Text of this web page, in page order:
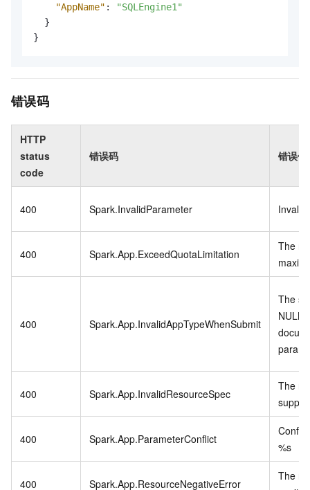
"AppName" :
"SQLEngine1"
}
}
错误码
HTTP
status
code
错误码 错误信
400 Spark.InvalidParameter
400 Spark.App.ExceedQuotaLimitation
The
400 Spark.App.InvalidAppTypeWhenSubmit
The
NULL.
400 Spark.App.InvalidResourceSpec
The
400 Spark.App.ParameterConflict
%s
400 Spark.App.ResourceNegativeError
The